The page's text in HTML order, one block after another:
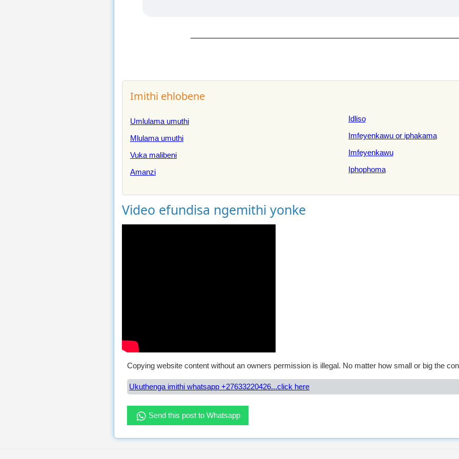
Imithi ehlobene
Umlulama umuthi
Mlulama umuthi
Vuka malibeni
Amanzi
Idliso
Imfeyenkawu or iphakama
Imfeyenkawu
Iphophoma
Video efundisa ngemithi yonke
Copying website content without an owners permission is illegal. No matter how small or big the
Ukuthenga imithi whatsapp +27633220426...click here
Send this post to Whatsapp